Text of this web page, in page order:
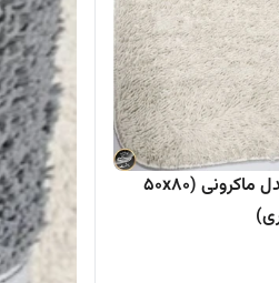
پادری ترمز دار مدل ماکرونی (50x80